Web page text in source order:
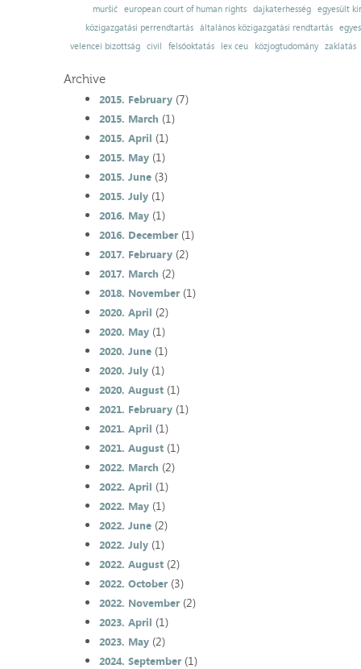
muršić
european court of human rights dajkaterhesség
egyesült
közigazgatási perrendtartás
általános közigazgatási rendtartás
velencei bizottság
civil felsőoktatás lex ceu közjogtudomány zaklatás
Archive
2015. February(7)
2015. March (1)
2015. April (1)
2015. May(1)
2015. June(3)
2015. July(1)
2016. May(1)
2016. December(1)
2017. February(2)
2017. March (2)
2018. November(1)
2020. April (2)
2020. May(1)
2020. June(1)
2020. July(1)
2020. August(1)
2021. February(1)
2021. April (1)
2021. August(1)
2022. March (2)
2022. April (1)
2022. May(1)
2022. June(2)
2022. July(1)
2022. August(2)
2022. October(3)
2022. November(2)
2023. April (1)
2023. May(2)
2024. September(1)